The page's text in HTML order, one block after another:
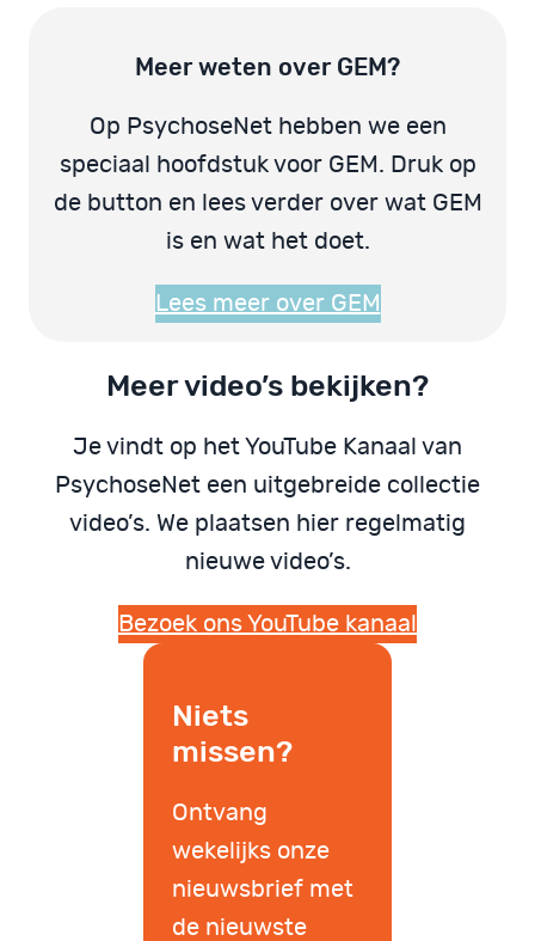
Meer weten over GEM?
Op PsychoseNet hebben we een
speciaal hoofdstuk voor GEM. Druk op
de button en lees verder over wat GEM
is en wat het doet.
Lees meer over GEM
Meer video’s bekijken?
Je vindt op het YouTube Kanaal van
PsychoseNet een uitgebreide collectie
video’s. We plaatsen hier regelmatig
nieuwe video’s.
Bezoek ons YouTube kanaal
Niets
missen?
Ontvang
wekelijks onze
nieuwsbrief met
de nieuwste